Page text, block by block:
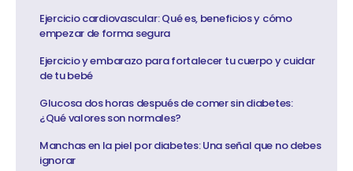
Ejercicio cardiovascular: Qué es, beneficios y cómo
empezar de forma segura
Ejercicio y embarazo para fortalecer tu cuerpo y cuidar
de tu bebé
Glucosa dos horas después de comer sin diabetes:
¿Qué valores son normales?
Manchas en la piel por diabetes: Una señal que no debes
ignorar